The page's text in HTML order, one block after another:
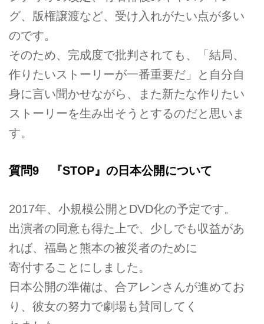
グ、版権譲渡など、受け入れがたい点が多い
のです。
そのため、完成度で批判されても、「結局、
作りたいストーリーが一番重要だ」と自分自
身に言い聞かせながら、また新たな作りたい
ストーリーを生み出そうとするのだと思いま
す。
質問9 『STOP』の日本公開について
2017年、小規模公開とDVD化の予定です。
出演者の同意も得た上で、少しでも収益があ
れば、福島と熊本の被災者のために
寄付することにしました。
日本公開の準備は、合アレンさんが進めてお
り、彼女の努力で劇場も賛同してく